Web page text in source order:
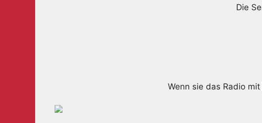
Die
Wenn sie das Radio mit